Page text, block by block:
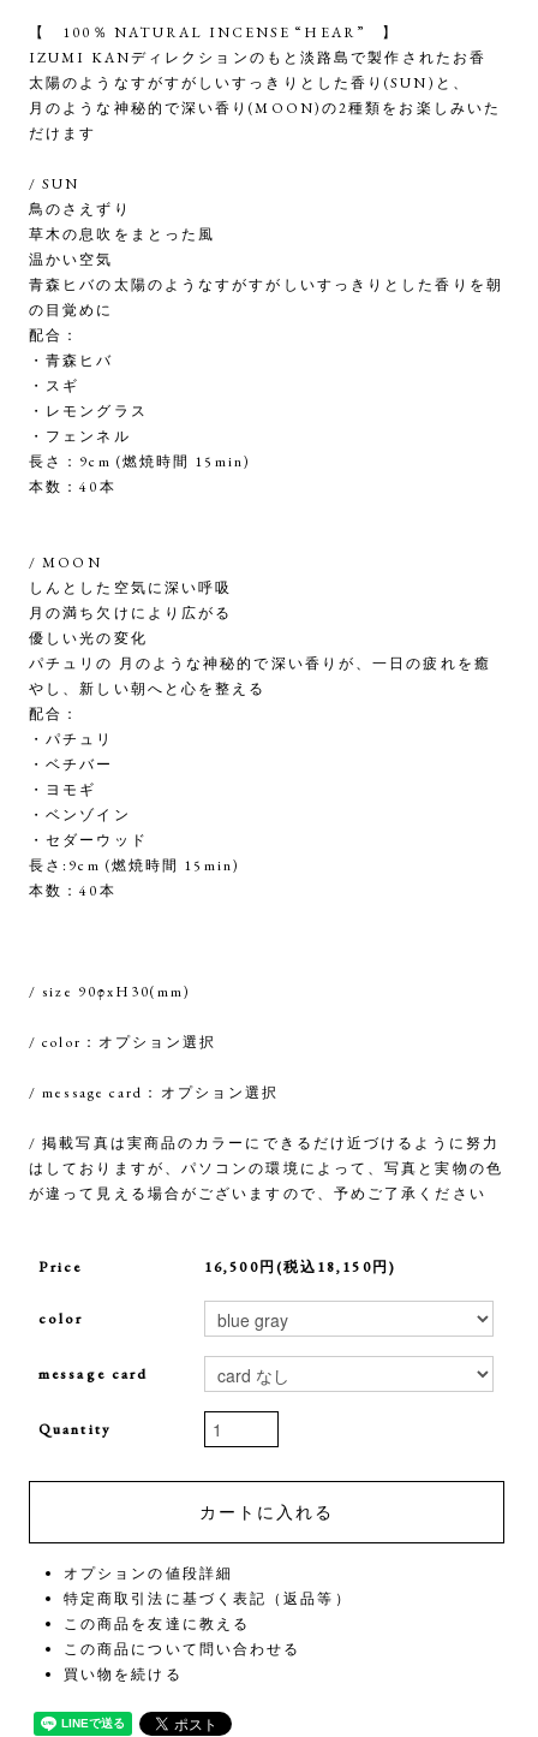
【 100％ NATURAL INCENSE “HEAR” 】
IZUMI KANディレクションのもと淡路島で製作されたお香
太陽のようなすがすがしいすっきりとした香り(SUN)と、
月のような神秘的で深い香り(MOON)の2種類をお楽しみいた
だけます
/ SUN
鳥のさえずり
草木の息吹をまとった風
温かい空気
青森ヒバの太陽のようなすがすがしいすっきりとした香りを朝
の目覚めに
配合：
・青森ヒバ
・スギ
・レモングラス
・フェンネル
長さ：9cm (燃焼時間 15min)
本数：40本
/ MOON
しんとした空気に深い呼吸
月の満ち欠けにより広がる
優しい光の変化
パチュリの 月のような神秘的で深い香りが、一日の疲れを癒
やし、新しい朝へと心を整える
配合：
・パチュリ
・ベチバー
・ヨモギ
・ベンゾイン
・セダーウッド
長さ:9cm (燃焼時間 15min)
本数：40本
/ size 90φxH30(mm)
/ color：オプション選択
/ message card：オプション選択
/ 掲載写真は実商品のカラーにできるだけ近づけるように努力
はしておりますが、パソコンの環境によって、写真と実物の色
が違って見える場合がございますので、予めご了承ください
Price 16,500円(税込18,150円)
color
message card
Quantity
オプションの値段詳細
特定商取引法に基づく表記（返品等）
この商品を友達に教える
この商品について問い合わせる
買い物を続ける